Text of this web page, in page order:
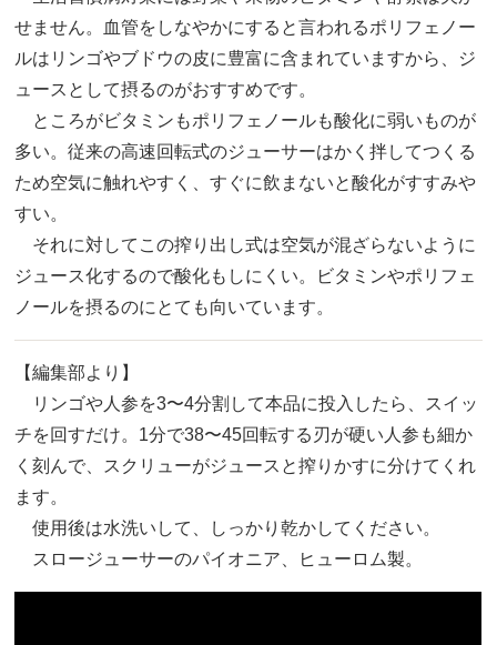
せません。血管をしなやかにすると言われるポリフェノー
ルはリンゴやブドウの皮に豊富に含まれていますから、ジ
ュースとして摂るのがおすすめです。
ところがビタミンもポリフェノールも酸化に弱いものが
多い。従来の高速回転式のジューサーはかく拌してつくる
ため空気に触れやすく、すぐに飲まないと酸化がすすみや
すい。
それに対してこの搾り出し式は空気が混ざらないように
ジュース化するので酸化もしにくい。ビタミンやポリフェ
ノールを摂るのにとても向いています。
【編集部より】
リンゴや人参を3〜4分割して本品に投入したら、スイッ
チを回すだけ。1分で38〜45回転する刃が硬い人参も細か
く刻んで、スクリューがジュースと搾りかすに分けてくれ
ます。
使用後は水洗いして、しっかり乾かしてください。
スロージューサーのパイオニア、ヒューロム製。